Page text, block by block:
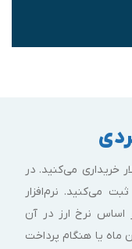
خریداری می‌کنید. در
می‌کنید. نرم‌افزار
اساس نرخ ارز در آن
ماه یا هنگام پرداخت